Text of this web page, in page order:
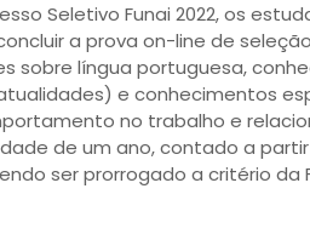
Seletivo Funai 2022, os
a prova on-line de
sobre língua portuguesa,
e conhecimentos
no trabalho e
de um ano, contado a
ser prorrogado a critério da